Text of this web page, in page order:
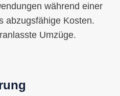
während einer
abzugsfähige Kosten.
Umzüge.